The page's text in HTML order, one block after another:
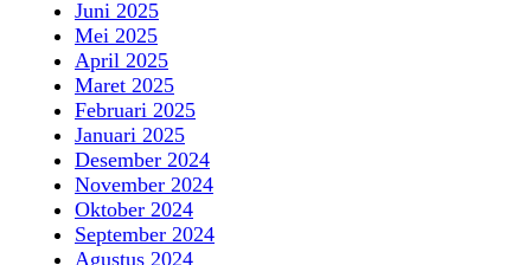
Juni 2025
Mei 2025
April 2025
Maret 2025
Februari 2025
Januari 2025
Desember 2024
November 2024
Oktober 2024
September 2024
Agustus 2024